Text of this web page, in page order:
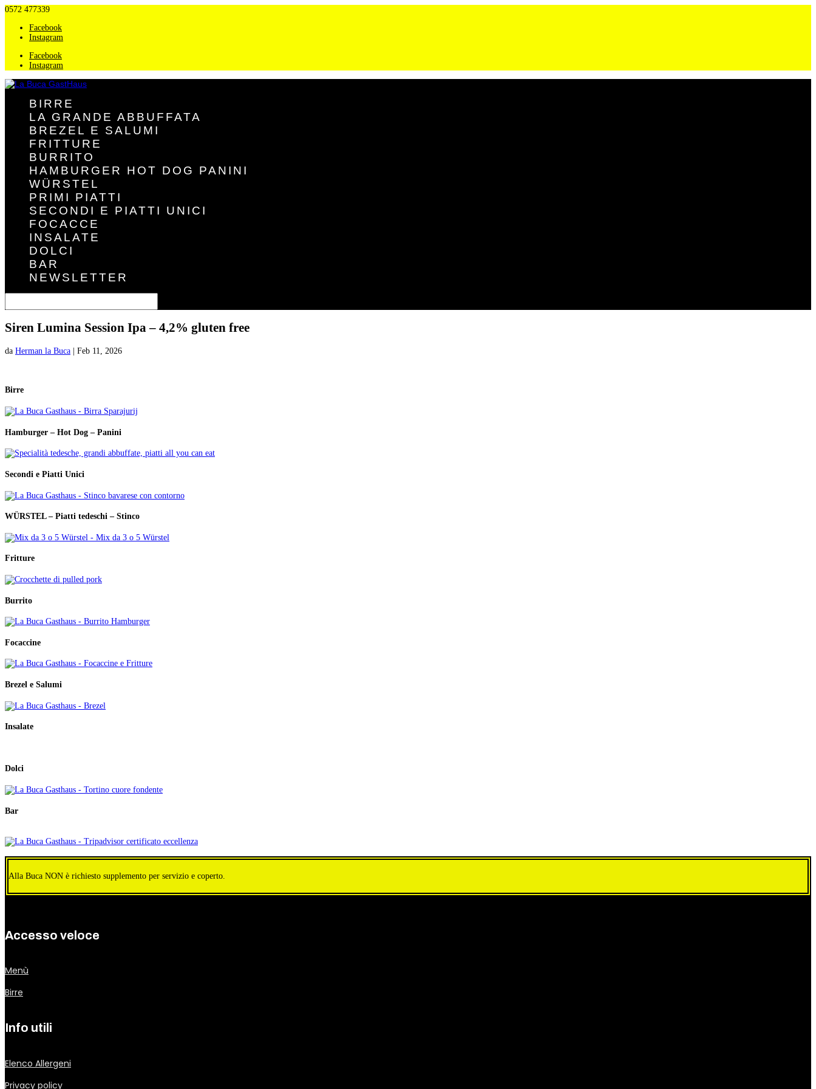
0572 477339
Facebook
Instagram
Facebook
Instagram
BIRRE
LA GRANDE ABBUFFATA
BREZEL E SALUMI
FRITTURE
BURRITO
HAMBURGER HOT DOG PANINI
WÜRSTEL
PRIMI PIATTI
SECONDI E PIATTI UNICI
FOCACCE
INSALATE
DOLCI
BAR
NEWSLETTER
Siren Lumina Session Ipa – 4,2% gluten free
da Herman la Buca Feb 11, 2026
Birre
Hamburger – Hot Dog – Panini
Secondi e Piatti Unici
WÜRSTEL – Piatti tedeschi – Stinco
Fritture
Burrito
Focaccine
Brezel e Salumi
Insalate
Dolci
Bar
Alla Buca NON è richiesto supplemento per servizio e coperto.
Accesso veloce
Menù
Birre
Info utili
Elenco Allergeni
Privacy policy